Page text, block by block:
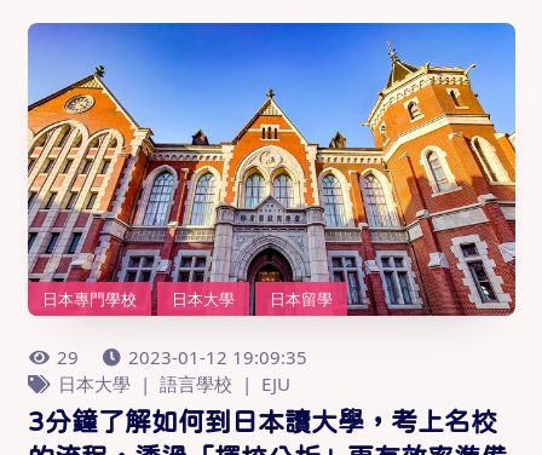
日本專門學校 日本大學 日本留學
29
2023-01-12 19:09:35
日本大學
語言學校 EJU
3分鐘了解如何到日本讀大學，考上名校